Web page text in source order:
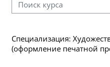
Специализация:
(оформление печатной